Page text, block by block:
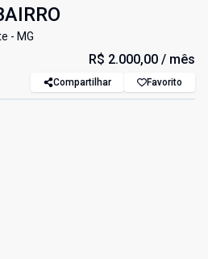
- MG
R$ 2.000,00 / mês
Compartilhar Favorito